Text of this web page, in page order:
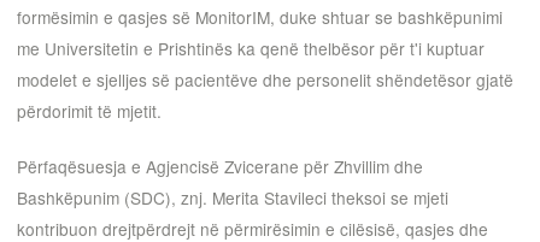
formësimin e qasjes së MonitorIM, duke shtuar se bashkëpunimi
me Universitetin e Prishtinës ka qenë thelbësor për t'i kuptuar
modelet e sjelljes së pacientëve dhe personelit shëndetësor gjatë
përdorimit të mjetit.
Përfaqësuesja e Agjencisë Zvicerane për Zhvillim dhe
Bashkëpunim (SDC), znj. Merita Stavileci theksoi se mjeti
kontribuon drejtpërdrejt në përmirësimin e cilësisë, qasjes dhe